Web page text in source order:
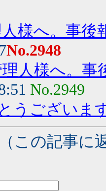
様へ。事後
No.2948
理人様へ。
No.2949
うございま
（この記事に